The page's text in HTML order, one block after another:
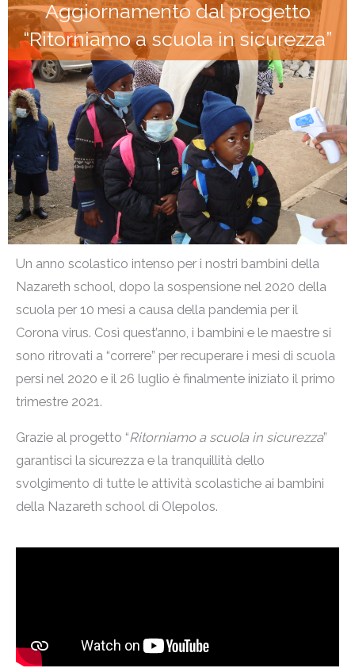
Aggiornamento dal progetto
“Ritorniamo a scuola in sicurezza”
Un anno scolastico intenso per i nostri bambini della
Nazareth school, dopo la sospensione nel 2020 della
scuola per 10 mesi a causa della pandemia per il
Corona virus. Così quest’anno, i bambini e le maestre si
sono ritrovati a “correre” per recuperare i mesi di scuola
persi nel 2020 e il 26 luglio è finalmente iniziato il primo
trimestre 2021.
Grazie al progetto “Ritorniamo a scuola in sicurezza”
garantisci la sicurezza e la tranquillità dello
svolgimento di tutte le attività scolastiche ai bambini
della Nazareth school di Olepolos.